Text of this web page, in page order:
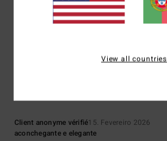
Mostrar original - Castelhano
Conforto: 4/5 Tamanho: Grande
4/5
Client anonyme vérifié15. Fevereiro 2026
aconchegante e elegante
View all countries